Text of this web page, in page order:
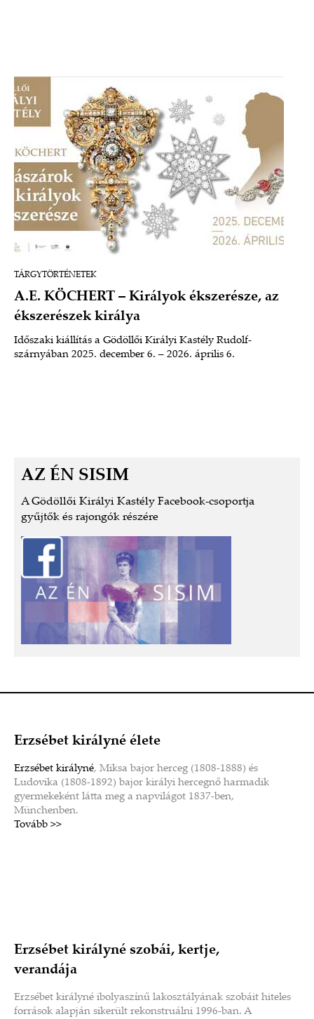
TÁRGYTÖRTÉNETEK
A.E. KÖCHERT – Királyok ékszerésze, az
ékszerészek királya
Időszaki kiállítás a Gödöllői Királyi Kastély Rudolf-
szárnyában 2025. december 6. – 2026. április 6.
AZ ÉN SISIM
A Gödöllői Királyi Kastély Facebook-csoportja
gyűjtők és rajongók részére
Erzsébet királyné élete
Erzsébet királyné, Miksa bajor herceg (1808-1888) és
Ludovika (1808-1892) bajor királyi hercegnő harmadik
gyermekeként látta meg a napvilágot 1837-ben,
Münchenben.
Tovább >>
Erzsébet királyné szobái, kertje,
verandája
Erzsébet királyné ibolyaszínű lakosztályának szobáit hiteles
források alapján sikerült rekonstruálni 1996-ban. A